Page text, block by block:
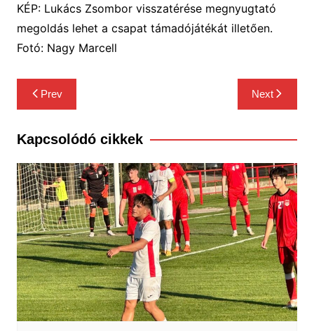
KÉP: Lukács Zsombor visszatérése megnyugtató
megoldás lehet a csapat támadójátékát illetően.
Fotó: Nagy Marcell
Bejegyzés
navigáció
Prev Next
Kapcsolódó cikkek